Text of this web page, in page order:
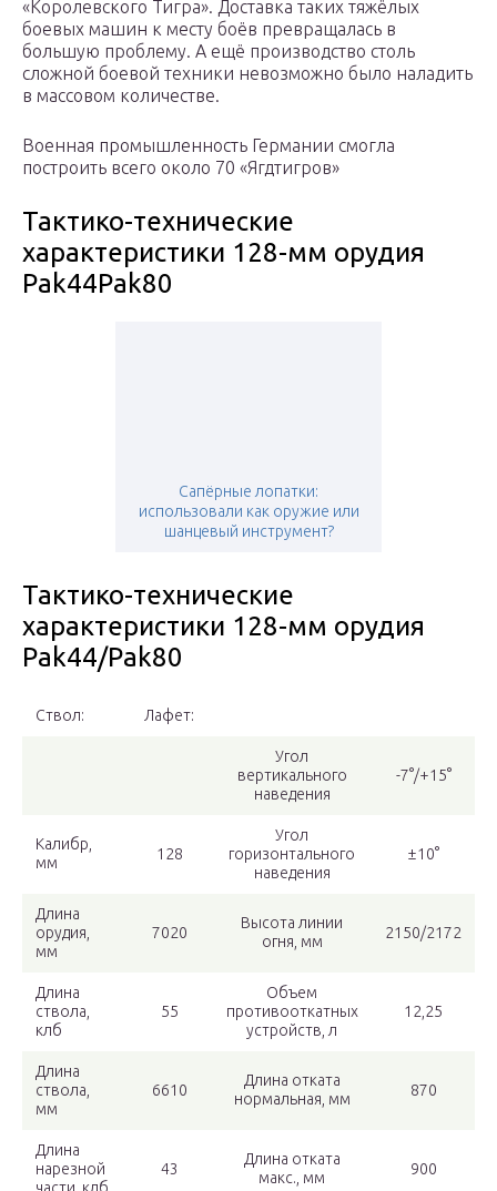
«Королевского Тигра». Доставка таких тяжёлых
боевых машин к месту боёв превращалась в
большую проблему. А ещё производство столь
сложной боевой техники невозможно было наладить
в массовом количестве.
Военная промышленность Германии смогла
построить всего около 70 «Ягдтигров»
Тактико-технические
характеристики 128-мм орудия
Pak44Pak80
Сапёрные лопатки:
использовали как оружие или
шанцевый инструмент?
Тактико-технические
характеристики 128-мм орудия
Pak44/Pak80
Ствол: Лафет:
Угол
вертикального
наведения
-7°/+15°
Калибр,
мм
128
Угол
горизонтального
наведения
±10°
Длина
орудия,
мм
7020
Высота линии
огня, мм
2150/2172
Длина
ствола,
клб
55
Объем
противооткатных
устройств, л
12,25
Длина
ствола,
мм
6610
Длина отката
нормальная, мм
870
Длина
нарезной
43
Длина отката
макс., мм
900